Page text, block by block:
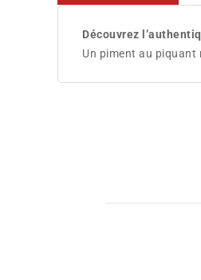
Découvrez
Un piment au piquant